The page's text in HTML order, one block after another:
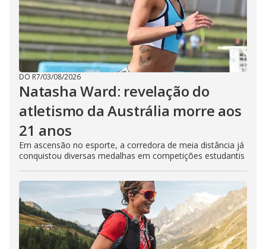
DO R7/03/08/2026
Natasha Ward: revelação do
atletismo da Austrália morre aos
21 anos
Em ascensão no esporte, a corredora de meia distância já
conquistou diversas medalhas em competições estudantis